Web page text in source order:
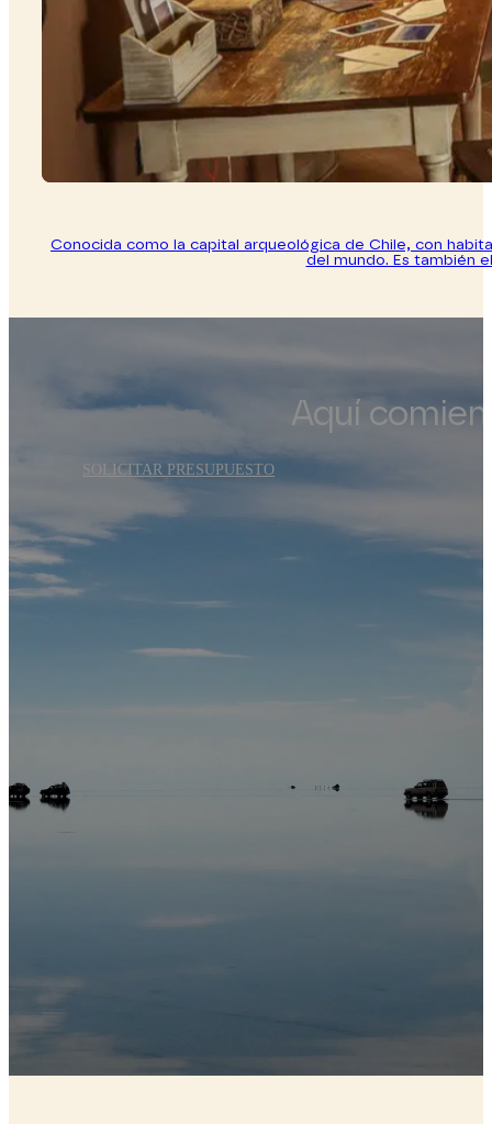
Conocida como la capital arqueológica de Chile, con
del mundo. Es también
Aquí
SOLICITAR PRESUPUESTO